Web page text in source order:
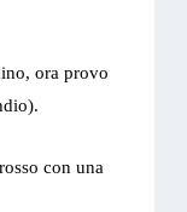
ora provo
con una